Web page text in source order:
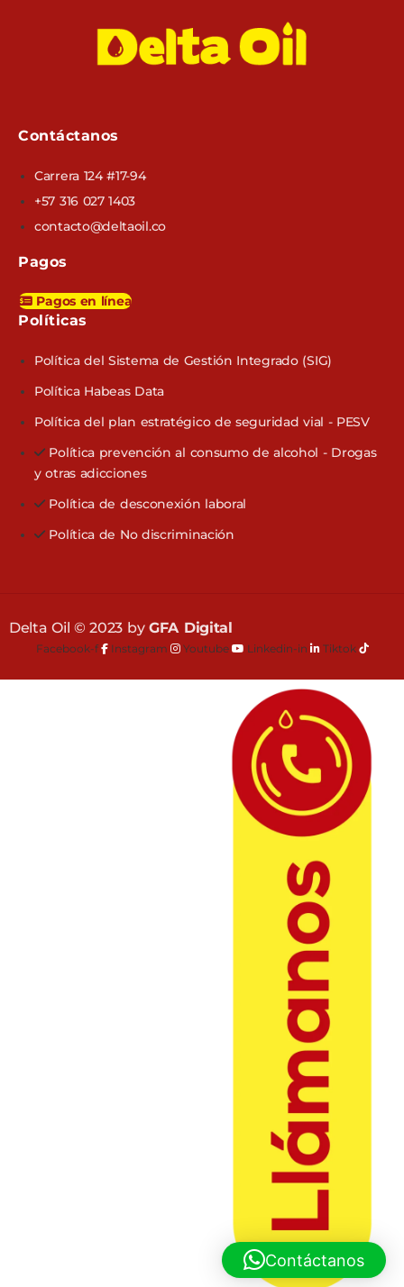
Contáctanos
Carrera 124 #17-94
+57 316 027 1403
contacto@deltaoil.co
Pagos
Pagos en línea
Políticas​
Política del Sistema de Gestión Integrado (SIG)
Política Habeas Data
Política del plan estratégico de seguridad vial - PESV
Política prevención al consumo de alcohol - Drogas
y otras adicciones
Política de desconexión laboral
Política de No discriminación
Delta Oil © 2023 by GFA Digital
Facebook-f Instagram Youtube Linkedin-in Tiktok
Contáctanos